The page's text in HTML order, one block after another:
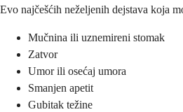
Evo najčešćih neželjenih dejstava koja
Mučnina ili uznemireni stomak
Zatvor
Umor ili osećaj umora
Smanjen apetit
Gubitak težine